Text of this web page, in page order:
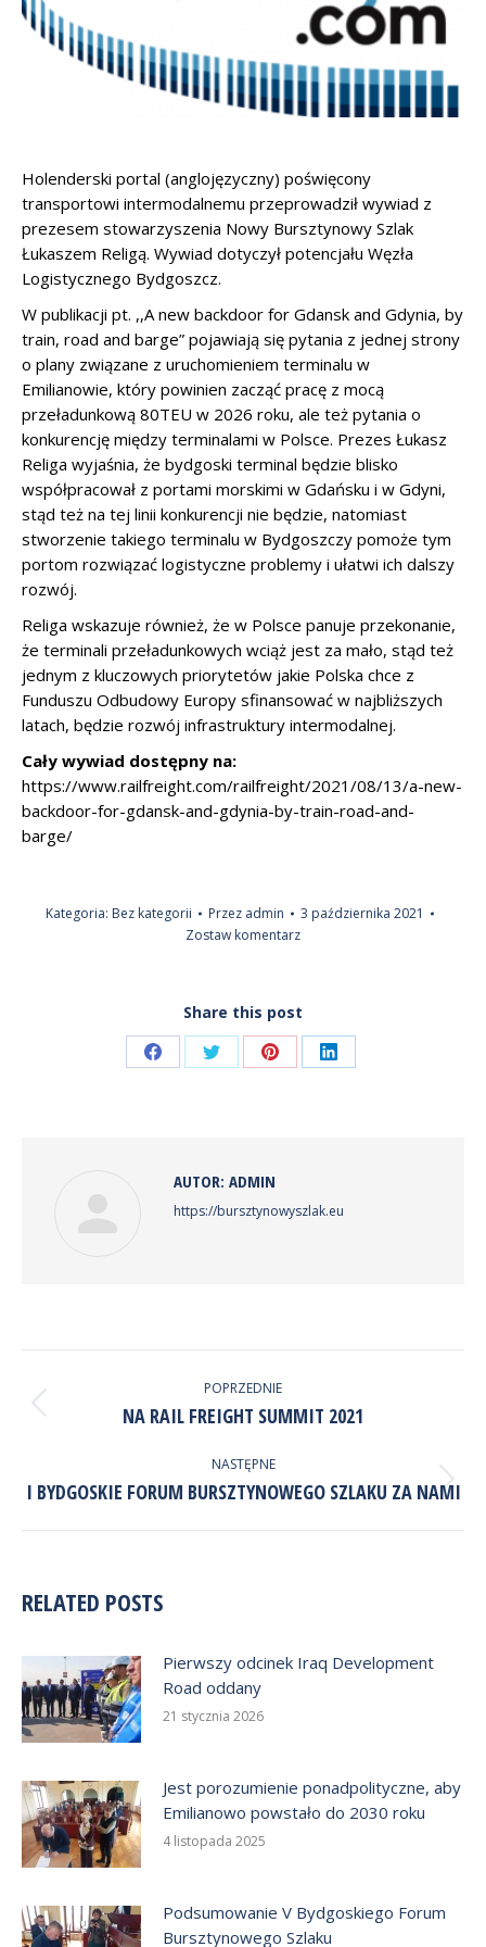
Holenderski portal (anglojęzyczny) poświęcony
transportowi intermodalnemu przeprowadził wywiad z
prezesem stowarzyszenia Nowy Bursztynowy Szlak
Łukaszem Religą. Wywiad dotyczył potencjału Węzła
Logistycznego Bydgoszcz.
W publikacji pt. ,,A new backdoor for Gdansk and Gdynia, by
train, road and barge” pojawiają się pytania z jednej strony
o plany związane z uruchomieniem terminalu w
Emilianowie, który powinien zacząć pracę z mocą
przeładunkową 80TEU w 2026 roku, ale też pytania o
konkurencję między terminalami w Polsce. Prezes Łukasz
Religa wyjaśnia, że bydgoski terminal będzie blisko
współpracował z portami morskimi w Gdańsku i w Gdyni,
stąd też na tej linii konkurencji nie będzie, natomiast
stworzenie takiego terminalu w Bydgoszczy pomoże tym
portom rozwiązać logistyczne problemy i ułatwi ich dalszy
rozwój.
Religa wskazuje również, że w Polsce panuje przekonanie,
że terminali przeładunkowych wciąż jest za mało, stąd też
jednym z kluczowych priorytetów jakie Polska chce z
Funduszu Odbudowy Europy sfinansować w najbliższych
latach, będzie rozwój infrastruktury intermodalnej.
Cały wywiad dostępny na:
https://www.railfreight.com/railfreight/2021/08/13/a-new-
backdoor-for-gdansk-and-gdynia-by-train-road-and-
barge/
Kategoria: Bez kategorii Przez admin
3 października 2021
Zostaw komentarz
Share this post
Share Share Share Share
AUTOR: ADMIN
https://bursztynowyszlak.eu
WPISÓW
POPRZEDNIE
Poprzedni
NA RAIL FREIGHT SUMMIT 2021
NASTĘPNE
Następny
I BYDGOSKIE FORUM BURSZTYNOWEGO SZLAKU ZA NAMI
RELATED POSTS
Pierwszy odcinek Iraq Development
Road oddany
21 stycznia 2026
Jest porozumienie ponadpolityczne, aby
Emilianowo powstało do 2030 roku
4 listopada 2025
Podsumowanie V Bydgoskiego Forum
Bursztynowego Szlaku